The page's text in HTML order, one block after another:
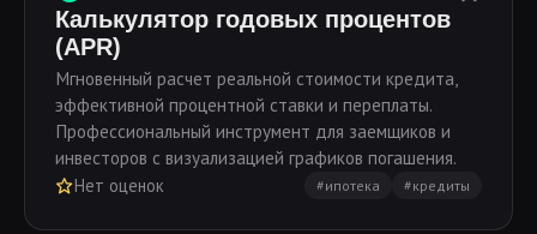
Калькулятор годовых процентов
(APR)
Мгновенный расчет реальной стоимости кредита,
эффективной процентной ставки и переплаты.
Профессиональный инструмент для заемщиков и
инвесторов с визуализацией графиков погашения.
Нет оценок
#ипотека #кредиты